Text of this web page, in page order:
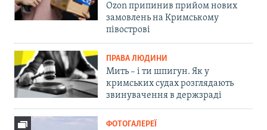
Ozon припинив прийом нових
замовлень на Кримському
півострові
ПРАВА ЛЮДИНИ
Мить – і ти шпигун. Як у
кримських судах розглядають
звинувачення в держзраді
ФОТОГАЛЕРЕЇ